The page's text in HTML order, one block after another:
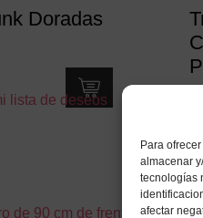
Para
almacenar
tecnologías
afectar
Doradas
lista de deseos